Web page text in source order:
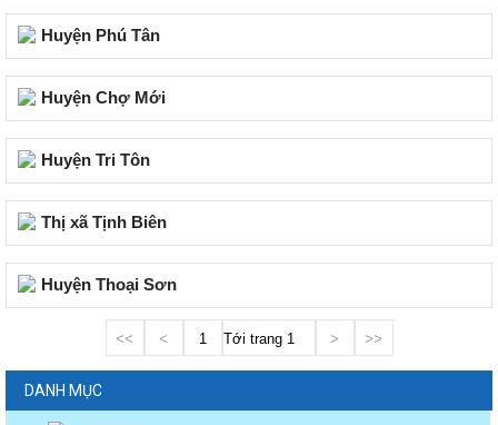
Huyện Phú Tân
Huyện Chợ Mới
Huyện Tri Tôn
Thị xã Tịnh Biên
Huyện Thoại Sơn
<< < 1 Tới trang > >>
DANH MỤC